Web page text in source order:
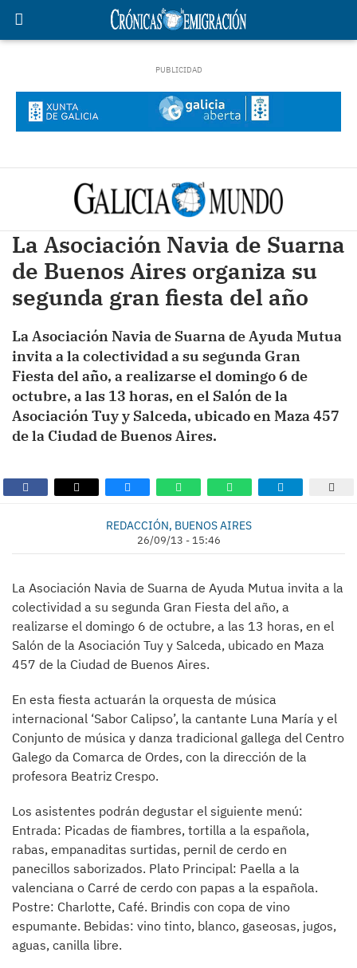
La Asociación Navia de Suarna
de Buenos Aires organiza su
segunda gran fiesta del año
La Asociación Navia de Suarna de Ayuda Mutua
invita a la colectividad a su segunda Gran
Fiesta del año, a realizarse el domingo 6 de
octubre, a las 13 horas, en el Salón de la
Asociación Tuy y Salceda, ubicado en Maza 457
de la Ciudad de Buenos Aires.
REDACCIÓN, BUENOS AIRES
26/09/13 - 15:46
La Asociación Navia de Suarna de Ayuda Mutua invita a la
colectividad a su segunda Gran Fiesta del año, a
realizarse el domingo 6 de octubre, a las 13 horas, en el
Salón de la Asociación Tuy y Salceda, ubicado en Maza
457 de la Ciudad de Buenos Aires.
En esta fiesta actuarán la orquesta de música
internacional ‘Sabor Calipso’, la cantante Luna María y el
Conjunto de música y danza tradicional gallega del Centro
Galego da Comarca de Ordes, con la dirección de la
profesora Beatriz Crespo.
Los asistentes podrán degustar el siguiente menú:
Entrada: Picadas de fiambres, tortilla a la española,
rabas, empanaditas surtidas, pernil de cerdo en
panecillos saborizados. Plato Principal: Paella a la
valenciana o Carré de cerdo con papas a la española.
Postre: Charlotte, Café. Brindis con copa de vino
espumante. Bebidas: vino tinto, blanco, gaseosas, jugos,
aguas, canilla libre.